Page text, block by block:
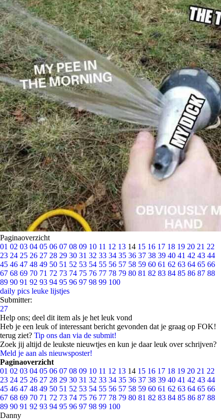
Paginaoverzicht
01 02 03 04 05 06 07 08 09 10 11 12 13 14 15 16 17 18 19 20 21 22
23 24 25 26 27 28 29 30 31 32 33 34 35 36 37 38 39 40 41 42 43 44
45 46 47 48 49 50 51 52 53 54 55 56 57 58 59 60 61 62 63 64 65 66
67 68 69 70 71 72 73 74 75 76 77 78 79 80 81 82 83 84 85 86 87 88
89 90 91 92 93 94 95 96 97 98 99 100
daily pics leuke lijstjes
Submitter:
27
Help ons; deel dit item als je het leuk vond
Heb je een leuk of interessant bericht gevonden dat je graag op FOK!
terug ziet? Tip ons dan via de submit!
Zoek jij altijd de leukste nieuwtjes en kun je daar leuk over schrijven?
Meld je aan als nieuwsposter!
Paginaoverzicht
01 02 03 04 05 06 07 08 09 10 11 12 13 14 15 16 17 18 19 20 21 22
23 24 25 26 27 28 29 30 31 32 33 34 35 36 37 38 39 40 41 42 43 44
45 46 47 48 49 50 51 52 53 54 55 56 57 58 59 60 61 62 63 64 65 66
67 68 69 70 71 72 73 74 75 76 77 78 79 80 81 82 83 84 85 86 87 88
89 90 91 92 93 94 95 96 97 98 99 100
Danny